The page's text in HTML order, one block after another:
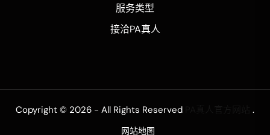
服务类型
接洽PA真人
Copyright © 2026 - All Rights Reserved .
网站地图